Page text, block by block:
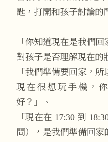
匙，打開和孩子討論的
「你知道現在是我們
對孩子是否理解現在的
「我們準備要回家，
現在很想玩手機，
好？」、
「現在在 17:30 到
間），是我們準備回